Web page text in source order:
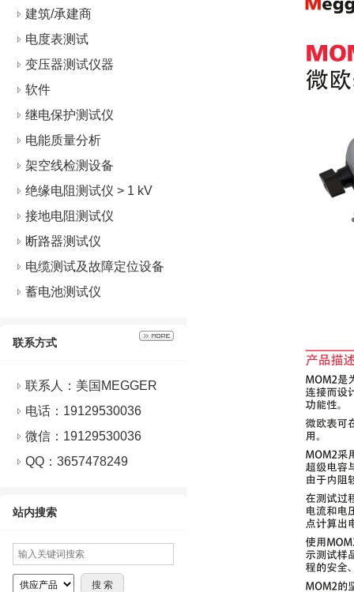
建筑/承建商
电度表测试
变压器测试仪器
软件
继电保护测试仪
电能质量分析
架空线检测设备
绝缘电阻测试仪 > 1 kV
接地电阻测试仪
断路器测试仪
电缆测试及故障定位设备
蓄电池测试仪
联系方式
联系人：美国MEGGER
电话：19129530036
微信： 19129530036
QQ： 3657478249
站内搜索